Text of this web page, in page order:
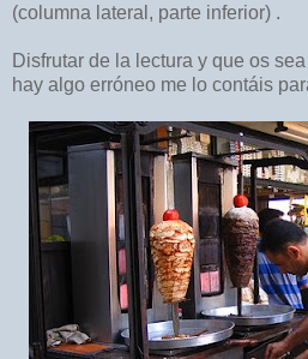
(columna lateral, parte inferior) .
Disfrutar de la lectura y que os
hay algo erróneo me lo contáis